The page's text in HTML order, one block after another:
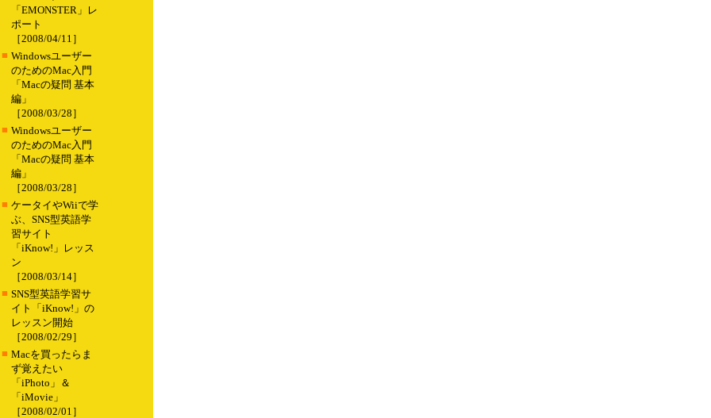
「EMONSTER」レ
ポート
［2008/04/11］
■ Windowsユーザー
のためのMac入門
「Macの疑問 基本
編」
［2008/03/28］
■ Windowsユーザー
のためのMac入門
「Macの疑問 基本
編」
［2008/03/28］
■ ケータイやWiiで学
ぶ、SNS型英語学
習サイト
「iKnow!」レッス
ン
［2008/03/14］
■ SNS型英語学習サ
イト「iKnow!」の
レッスン開始
［2008/02/29］
■ Macを買ったらま
ず覚えたい
「iPhoto」＆
「iMovie」
［2008/02/01］